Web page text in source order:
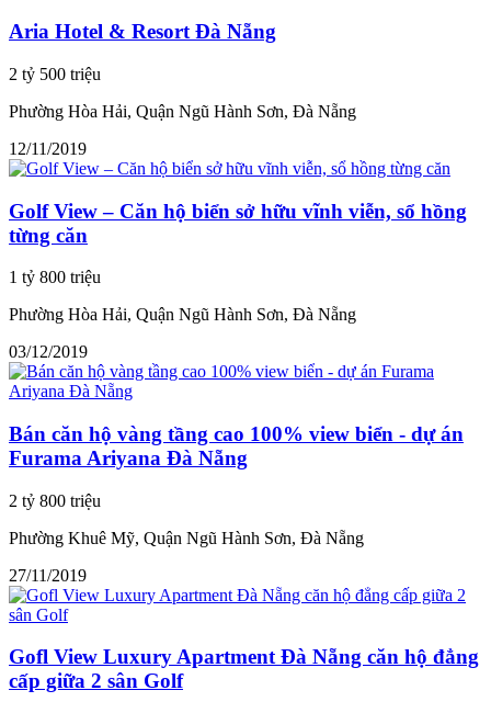
Aria Hotel & Resort Đà Nẵng
2 tỷ 500 triệu
Phường Hòa Hải, Quận Ngũ Hành Sơn, Đà Nẵng
12/11/2019
Golf View – Căn hộ biển sở hữu vĩnh viễn, sổ hồng
từng căn
1 tỷ 800 triệu
Phường Hòa Hải, Quận Ngũ Hành Sơn, Đà Nẵng
03/12/2019
Bán căn hộ vàng tầng cao 100% view biển - dự án
Furama Ariyana Đà Nẵng
2 tỷ 800 triệu
Phường Khuê Mỹ, Quận Ngũ Hành Sơn, Đà Nẵng
27/11/2019
Gofl View Luxury Apartment Đà Nẵng căn hộ đẳng
cấp giữa 2 sân Golf